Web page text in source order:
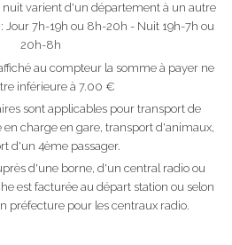
nuit varient d'un département à un autre
Jour 7h-19h ou 8h-20h - Nuit 19h-7h ou
20h-8h
au compteur la somme à payer ne
inférieure à 7.00 €
sont applicables pour transport de
en charge en gare, transport d'animaux,
d'un 4ème passager.
d'une borne, d'un central radio ou
est facturée au départ station ou selon
préfecture pour les centraux radio.